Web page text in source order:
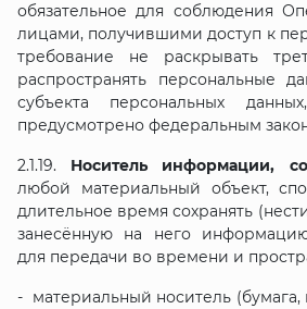
обязательное для соблюдения
лицами, получившими доступ к
требование не раскрывать
распространять персональные
субъекта персональных
предусмотрено федеральным
2.1.19. Носитель информации,
любой материальный объект,
длительное время сохранять
занесённую на него
для передачи во времени и
- материальный носитель (бумага,